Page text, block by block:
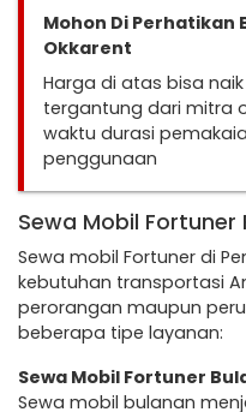
Mohon Di Perhatikan
Okkarent
Harga di atas bisa
tergantung dari mitra
waktu durasi
penggunaan
Sewa Mobil Fortuner
Sewa mobil Fortuner di
kebutuhan transportasi
perorangan maupun
beberapa tipe layanan:
Sewa Mobil Fortuner
Sewa mobil bulanan